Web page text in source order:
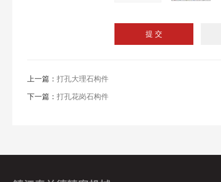
上一篇： 打孔大理石构件
下一篇： 打孔花岗石构件